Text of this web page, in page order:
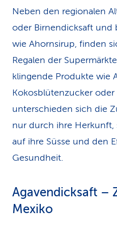
Neben den regionalen
oder Birnendicksaft und
wie Ahornsirup, finden
Regalen der
klingende Produkte wie
Kokosblütenzucker oder
unterschieden sich die
nur durch ihre Herkunft,
auf ihre Süsse und den
Gesundheit.
Agavendicksaft –
Mexiko